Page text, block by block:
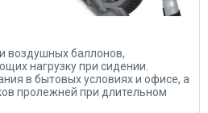
воздушных баллонов,
нагрузку при сидении.
в бытовых условиях и офисе, а
пролежней при длительном